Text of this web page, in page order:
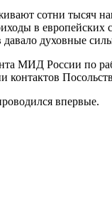
сотни тысяч
в европейских
духовные
МИД России по
контактов
впервые.